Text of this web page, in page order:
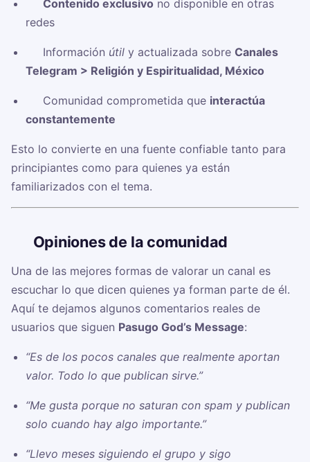
Contenido exclusivo no disponible en otras
redes
✅ Información útily actualizada sobre Canales
Telegram > Religión y Espiritualidad, México
✅ Comunidad comprometida que interactúa
constantemente
Esto lo convierte en una fuente confiable tanto para
principiantes como para quienes ya están
familiarizados con el tema.
Opiniones de la comunidad
Una de las mejores formas de valorar un canal es
escuchar lo que dicen quienes ya forman parte de él.
Aquí te dejamos algunos comentarios reales de
usuarios que siguen Pasugo God’s Message:
“Es de los pocos canales que realmente aportan
valor. Todo lo que publican sirve.”
“Me gusta porque no saturan con spam y publican
solo cuando hay algo importante.”
“Llevo meses siguiendo el grupo y sigo